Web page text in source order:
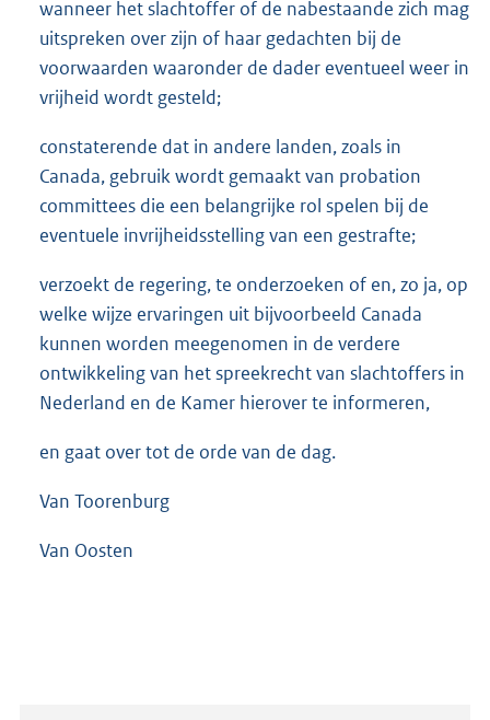
wanneer het slachtoffer of de nabestaande zich mag
uitspreken over zijn of haar gedachten bij de
voorwaarden waaronder de dader eventueel weer in
vrijheid wordt gesteld;
constaterende dat in andere landen, zoals in
Canada, gebruik wordt gemaakt van probation
committees die een belangrijke rol spelen bij de
eventuele invrijheidsstelling van een gestrafte;
verzoekt de regering, te onderzoeken of en, zo ja, op
welke wijze ervaringen uit bijvoorbeeld Canada
kunnen worden meegenomen in de verdere
ontwikkeling van het spreekrecht van slachtoffers in
Nederland en de Kamer hierover te informeren,
en gaat over tot de orde van de dag.
Van Toorenburg
Van Oosten